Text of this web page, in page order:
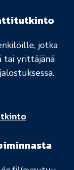
jotka
tai yrittäjänä